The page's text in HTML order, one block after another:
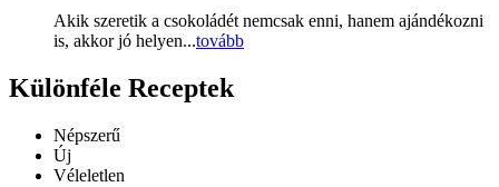
Akik szeretik a csokoládét nemcsak enni, hanem ajándékozni
is, akkor jó helyen...tovább
Különféle Receptek
Népszerű
Új
Véleletlen